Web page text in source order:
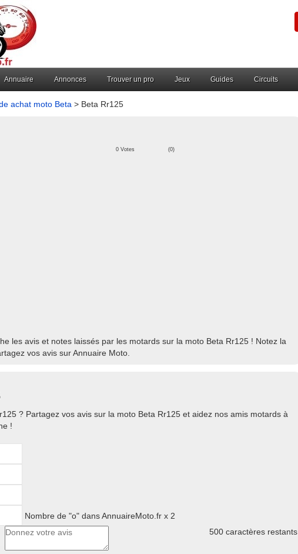
Annuaire Annonces Trouver un pro Jeux Guides Circuits
achat moto Beta > Beta Rr125
0 Votes (0)
les avis et notes laissés par les motards sur la moto Beta Rr125 ! Notez la
vos avis sur Annuaire Moto.
? Partagez vos avis sur la moto Beta Rr125 et aidez nos amis motards à
!
Nombre de "o" dans AnnuaireMoto.fr x 2
500 caractères restants